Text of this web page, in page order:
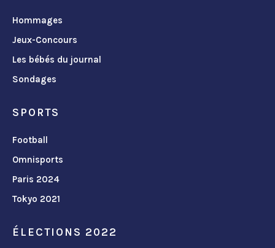
Hommages
Jeux-Concours
Les bébés du journal
Sondages
SPORTS
Football
Omnisports
Paris 2024
Tokyo 2021
ÉLECTIONS 2022